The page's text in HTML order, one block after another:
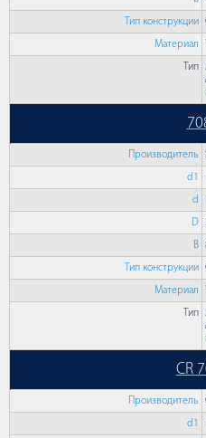
Тип конструкции
Материал
Тип
Производитель
d1
d
D
B
Тип конструкции
Материал
Тип
CR
Производитель
d1